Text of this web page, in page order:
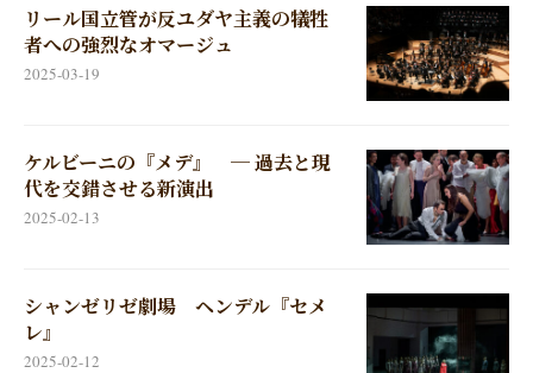
リール国立管が反ユダヤ主義の犠牲
者への強烈なオマージュ
2025-03-19
ケルビーニの『メデ』 ─ 過去と現
代を交錯させる新演出
2025-02-13
シャンゼリゼ劇場 ヘンデル『セメ
レ』
2025-02-12